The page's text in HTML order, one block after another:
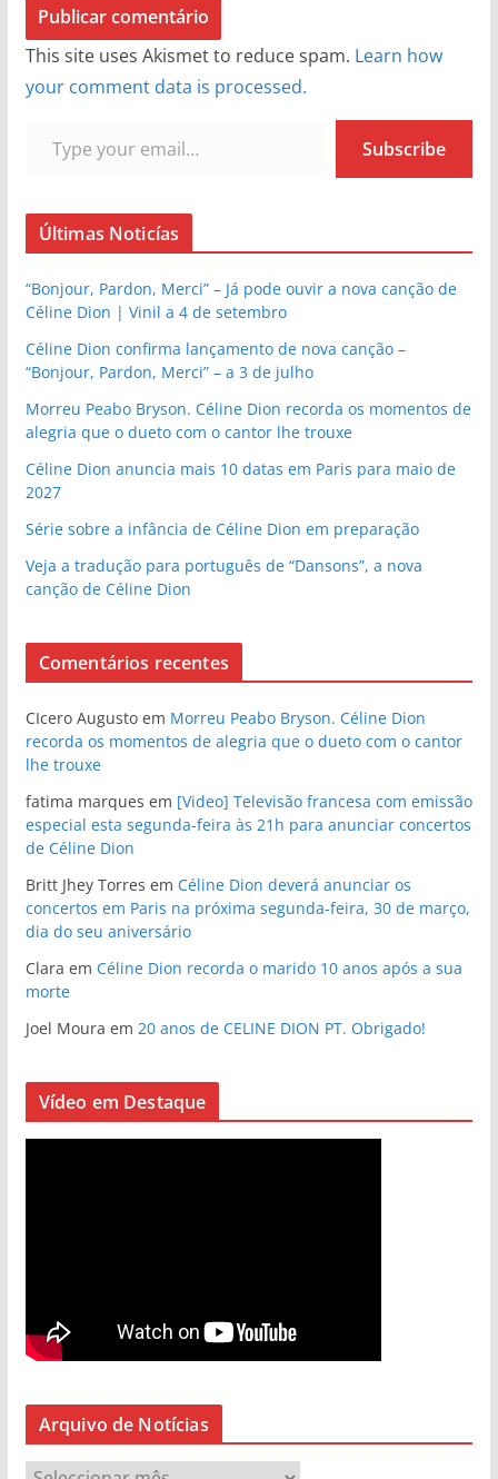
This site uses Akismet to reduce spam. Learn how
your comment data is processed.
Subscribe
Últimas Noticías
“Bonjour, Pardon, Merci” – Já pode ouvir a nova canção de
Céline Dion | Vinil a 4 de setembro
Céline Dion confirma lançamento de nova canção –
“Bonjour, Pardon, Merci” – a 3 de julho
Morreu Peabo Bryson. Céline Dion recorda os momentos de
alegria que o dueto com o cantor lhe trouxe
Céline Dion anuncia mais 10 datas em Paris para maio de
2027
Série sobre a infância de Céline Dion em preparação
Veja a tradução para português de “Dansons”, a nova
canção de Céline Dion
Comentários recentes
CIcero Augustoem Morreu Peabo Bryson. Céline Dion
recorda os momentos de alegria que o dueto com o cantor
lhe trouxe
fatima marques em [Video] Televisão francesa com emissão
especial esta segunda-feira às 21h para anunciar concertos
de Céline Dion
Britt Jhey Torres em Céline Dion deverá anunciar os
concertos em Paris na próxima segunda-feira, 30 de março,
dia do seu aniversário
Clara em Céline Dion recorda o marido 10 anos após a sua
morte
Joel Moura em 20 anos de CELINE DION PT. Obrigado!
Vídeo em Destaque
Arquivo de Notícias